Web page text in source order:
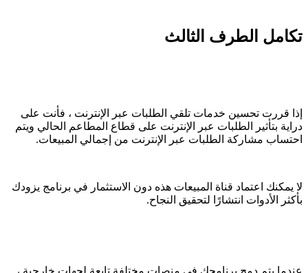
تكامل الطرف الثالث
إذا قررت تحسين خدمات تلقي الطلبات عبر الإنترنت ، فأنت على
دراية بتأثير الطلبات عبر الإنترنت على قطاع المطاعم الحالي ويتم
احتساب مشاركة الطلبات عبر الإنترنت من إجمالي المبيعات.
لا يمكنك اعتماد قناة المبيعات هذه دون الاستثمار في برنامج يزودك
بأكثر الأدوات انتشارًا لتحقيق النجاح.
عندما يتم دمج برنامجك في منصات مختلفة تابعة لجهات خارجية ،